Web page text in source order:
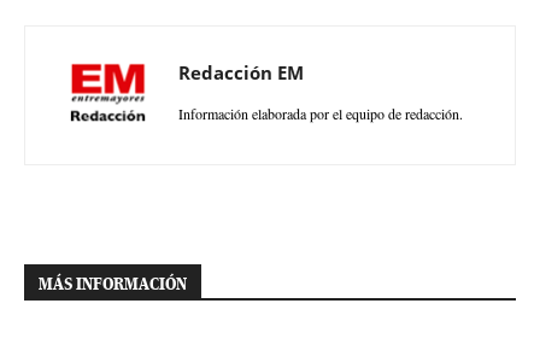
Redacción EM
Información elaborada por el equipo de redacción.
MÁS INFORMACIÓN